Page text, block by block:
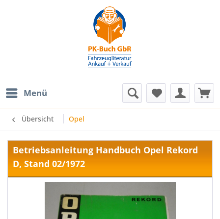
Menü
Übersicht Opel
Betriebsanleitung Handbuch Opel Rekord
D, Stand 02/1972